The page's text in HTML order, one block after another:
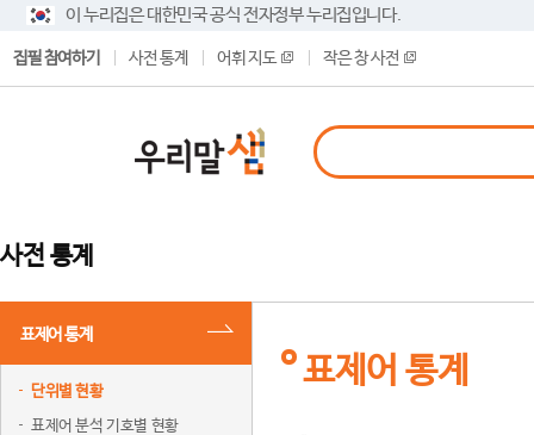
이 누리집은 대한민국 공식 전자정부 누리집입니다.
집필 참여하기 사전 통계 어휘 지도 작은 창 사전
사전 통계
표제어 통계
단위별 현황
표제어 분석 기호별 현황
표제어 통계